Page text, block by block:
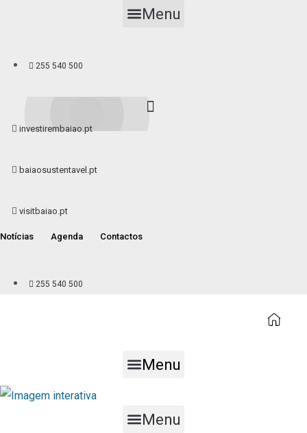
Menu
255 540 500
investirembaiao.pt
baiaosustentavel.pt
visitbaiao.pt
Notícias Agenda Contactos
255 540 500
Menu
Menu